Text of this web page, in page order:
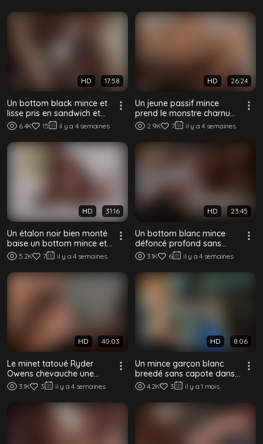
sans capote
HD 17:58
Un bottom black mince et
lisse pris en sandwich et
breedé par deux tops
blacks bie...
6.4K 15 il y a 4 semaines
HD 26:24
Un jeune passif mince
prend le monstre charnu
d'un black bien monté à
cru
2.9K 7 il y a 4 semaines
HD 31:16
Un étalon noir bien monté
baise un bottom mince et
lisse sans capote
5.2K 7 il y a 4 semaines
HD 23:45
Un bottom blanc mince
défoncé profond sans
capote par un top noir
bien monté
3.1K 6 il y a 4 semaines
HD 40:03
Le minet tatoué Ryder
Owens chevauche une
grosse bite noire pour le
prouver
3.1K 3 il y a 4 semaines
HD 8:06
Un mince garçon blanc
breedé sans capote dans
une voiture par une grosse
bite noire
4.2K 3 il y a 1 mois